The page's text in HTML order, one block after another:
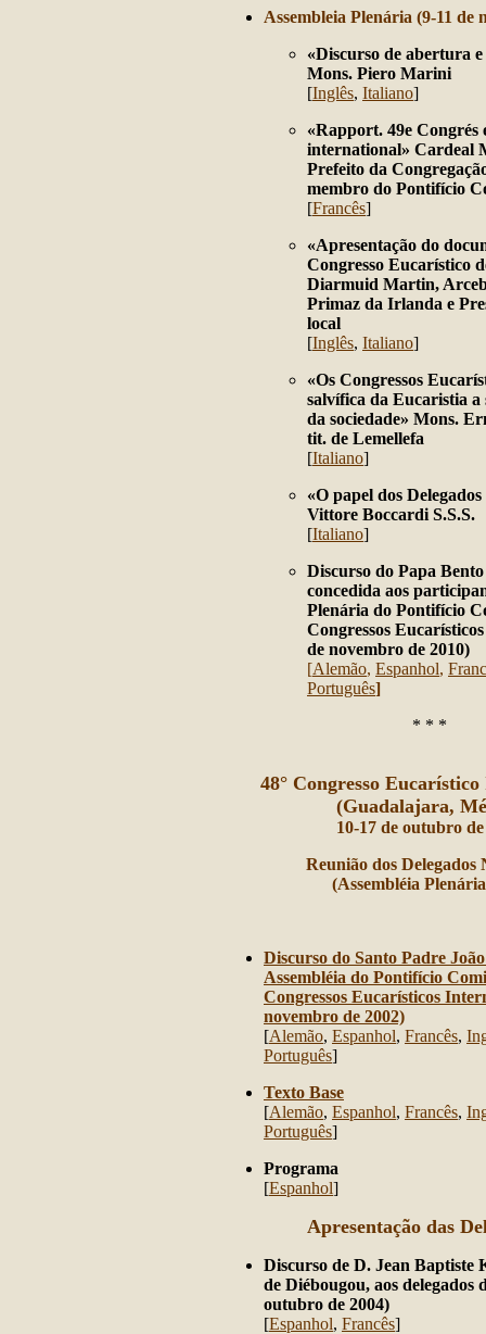
Assembleia Plenária (9-11 de
«Discurso de abertura e
Mons. Piero Marini
[Inglês, Italiano]
«Rapport. 49e Congrés
international» Cardeal
Prefeito da
membro do Pontifício
[Francês]
«Apresentação do
Congresso Eucarístico
Diarmuid Martin,
Primaz da Irlanda e
local
[Inglês, Italiano]
«Os Congressos
salvífica da Eucaristia a
da sociedade» Mons.
tit. de Lemellefa
[Italiano]
«O papel dos
Vittore Boccardi S.S.S.
[Italiano]
Discurso do Papa
concedida aos
Plenária do Pontifício
Congressos
de novembro de 2010)
[Alemão, Espanhol,
Português]
* * *
48° Congresso
(Guadalajara,
10-17 de outubro de
Reunião dos Delegados
(Assembléia
Discurso do Santo Padre
Assembléia do Pontifício
Congressos Eucarísticos
novembro de 2002)
[Alemão, Espanhol, Francês,
Português]
Texto Base
[Alemão, Espanhol, Francês,
Português]
Programa
[Espanhol]
Apresentação das
Discurso de D. Jean Baptiste
de Diébougou, aos delegados
outubro de 2004)
[Espanhol, Francês]